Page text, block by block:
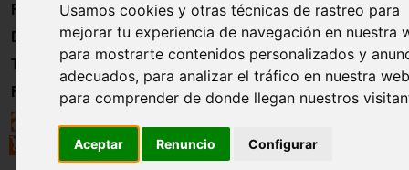
Usamos cookies y otras técnicas de rastreo para
mejorar tu experiencia de navegación en nuestra
para mostrarte contenidos personalizados y
adecuados, para analizar el tráfico en nuestra
para comprender de donde llegan nuestros
Aceptar Renuncio Configurar
Formación
Directorio
Trabajo
Registro